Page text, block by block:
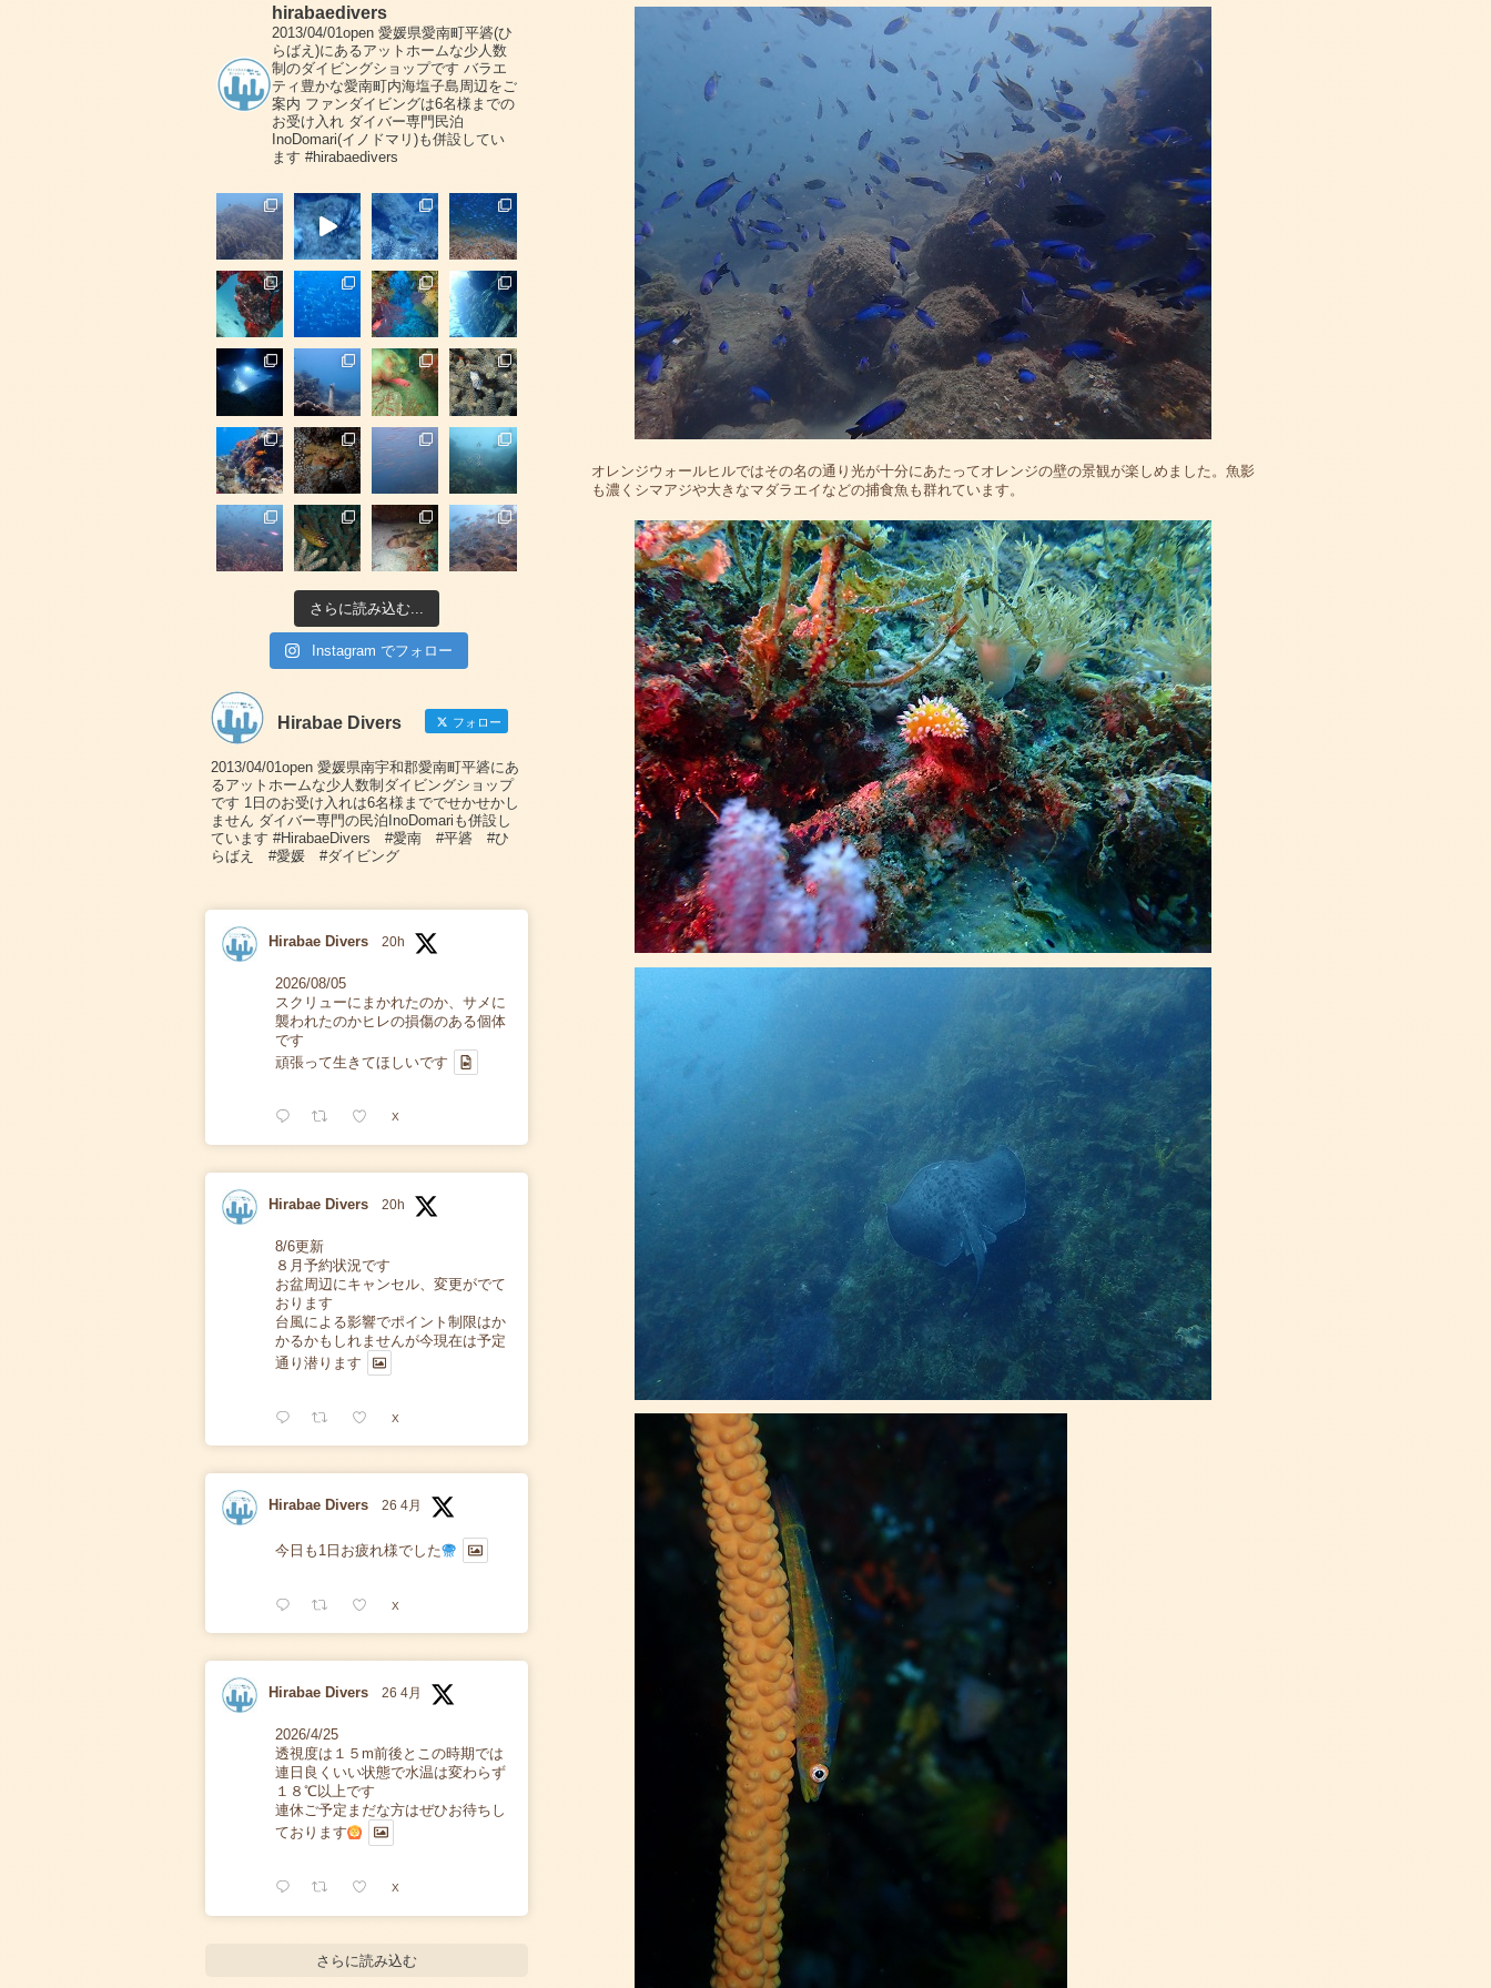
オレンジウォールヒルではその名の通り光が十分にあたってオレンジの壁の景観が楽しめました。魚影
も濃くシマアジや大きなマダラエイなどの捕食魚も群れています。
hirabaedivers
2013/04/01open愛媛県愛南町平碆(ひ
らばえ)にあるアットホームな少人数
制のダイビングショップです バラエ
ティ豊かな愛南町内海塩子島周辺をご
案内 ファンダイビングは6名様までの
お受け入れダイバー専門民泊
InoDomari(イノドマリ)も併設してい
ます #hirabaedivers
さらに読み込む...
Instagram でフォロー
Hirabae Divers フォロー
2013/04/01open 愛媛県南宇和郡愛南町平碆にあ
るアットホームな少人数制ダイビングショップ
です 1日のお受け入れは6名様まででせかせかし
ません ダイバー専門の民泊InoDomariも併設し
ています #HirabaeDivers #愛南 #平碆 #ひ
らばえ #愛媛 #ダイビング
Hirabae Divers 20h
2026/08/05
スクリューにまかれたのか、サメに
襲われたのかヒレの損傷のある個体
です
頑張って生きてほしいです
X
Hirabae Divers 20h
8/6更新
８月予約状況です
お盆周辺にキャンセル、変更がでて
おります
台風による影響でポイント制限はか
かるかもしれませんが今現在は予定
通り潜ります
X
Hirabae Divers 26 4月
今日も1日お疲れ様でした
X
Hirabae Divers 26 4月
2026/4/25
透視度は１５m前後とこの時期では
連日良くいい状態で水温は変わらず
１８℃以上です
連休ご予定まだな方はぜひお待ちし
ております
X
さらに読み込む